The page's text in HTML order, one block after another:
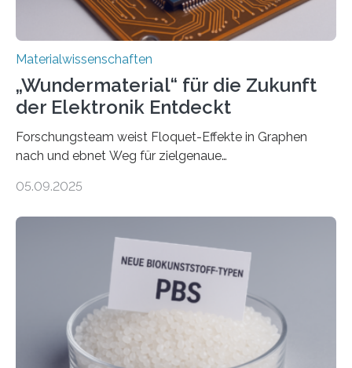
leiteten ein internationales Forschungsprojekt, das…
Materialwissenschaften
„Wundermaterial“ für die Zukunft
der Elektronik Entdeckt
Forschungsteam weist Floquet-Effekte in Graphen
nach und ebnet Weg für zielgenaue
– nur eine Atomlage dick, aber extrem leitfähig und
Sensoren, leistungsstarken Batterien und effizienten
Solarzellen. Eine neue Studie hebt das Potenzial nun
noch auf ein neues Level: Zum ersten Mal haben
Forschende an der Universität Göttingen gemeinsam
mit Kollegen aus Braunschweig, Bremen und der
Schweiz direkt beobachtet, wie in Graphen…
05.09.2025